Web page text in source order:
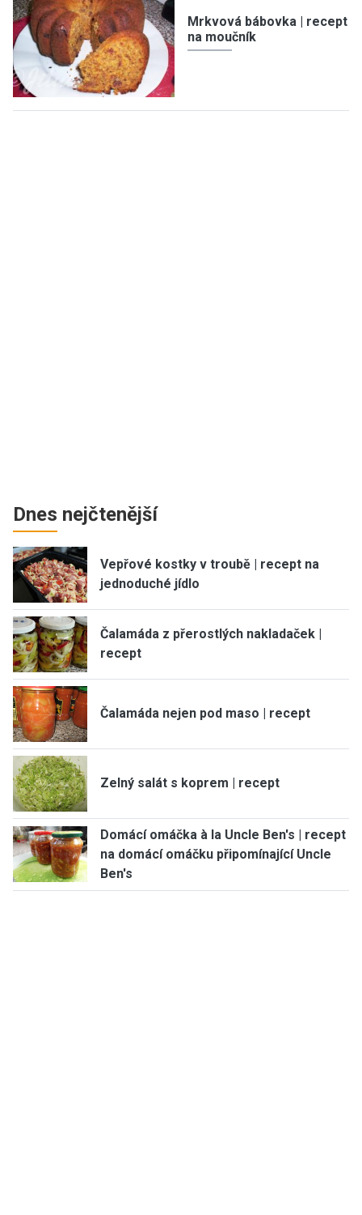
Mrkvová bábovka | recept
na moučník
Dnes nejčtenější
Vepřové kostky v troubě | recept na
jednoduché jídlo
Čalamáda z přerostlých nakladaček |
recept
Čalamáda nejen pod maso | recept
Zelný salát s koprem | recept
Domácí omáčka à la Uncle Ben's | recept
na domácí omáčku připomínající Uncle
Ben's